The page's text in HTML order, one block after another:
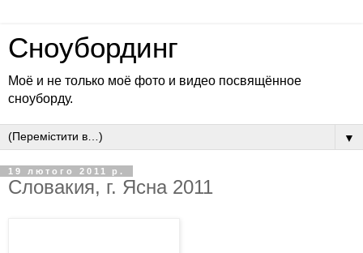
Сноубординг
Моё и не только моё фото и видео посвящённое
сноуборду.
▼
19 лютого 2011 р.
Словакия, г. Ясна 2011